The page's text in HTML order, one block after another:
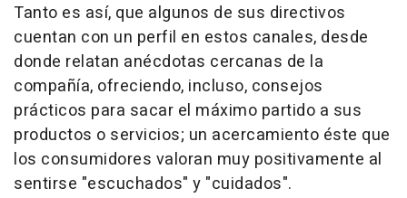
Tanto es así, que algunos de sus directivos
cuentan con un perfil en estos canales, desde
donde relatan anécdotas cercanas de la
compañía, ofreciendo, incluso, consejos
prácticos para sacar el máximo partido a sus
productos o servicios; un acercamiento éste que
los consumidores valoran muy positivamente al
sentirse "escuchados" y "cuidados".